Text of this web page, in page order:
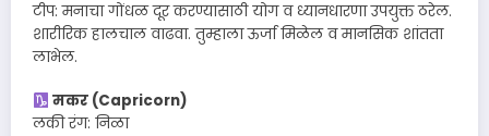
टीप: मनाचा गोंधळ दूर करण्यासाठी योग व ध्यानधारणा उपयुक्त ठरेल.
शारीरिक हालचाल वाढवा. तुम्हाला ऊर्जा मिळेल व मानसिक शांतता
लाभेल.
मकर (Capricorn)
लकी रंग: निळा